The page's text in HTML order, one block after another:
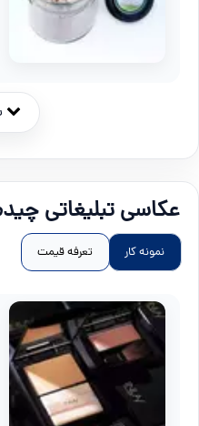
عکاسی تبلیغاتی
نمونه کار تعرفه قیمت